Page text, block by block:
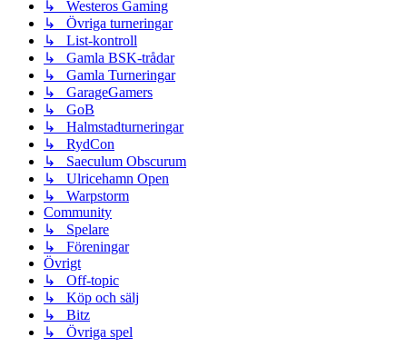
↳ Westeros Gaming
↳ Övriga turneringar
↳ List-kontroll
↳ Gamla BSK-trådar
↳ Gamla Turneringar
↳ GarageGamers
↳ GoB
↳ Halmstadturneringar
↳ RydCon
↳ Saeculum Obscurum
↳ Ulricehamn Open
↳ Warpstorm
Community
↳ Spelare
↳ Föreningar
Övrigt
↳ Off-topic
↳ Köp och sälj
↳ Bitz
↳ Övriga spel